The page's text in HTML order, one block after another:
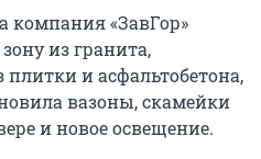
компания «ЗавГор»
из гранита,
и асфальтобетона,
вазоны, скамейки
и новое освещение.